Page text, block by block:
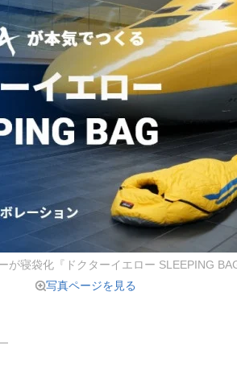
が寝袋化『ドクターイエロー SLEEPING
写真ページを見る